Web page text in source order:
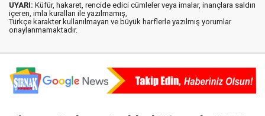
UYARI: Küfür, hakaret, rencide edici cümleler veya imalar, inançlara saldırı
içeren, imla kuralları ile yazılmamış,
Türkçe karakter kullanılmayan ve büyük harflerle yazılmış yorumlar
onaylanmamaktadır.